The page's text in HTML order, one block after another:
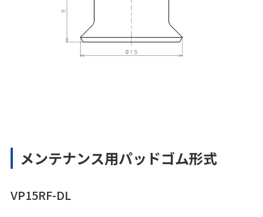
メンテナンス用パッドゴム形式
VP15RF-DL